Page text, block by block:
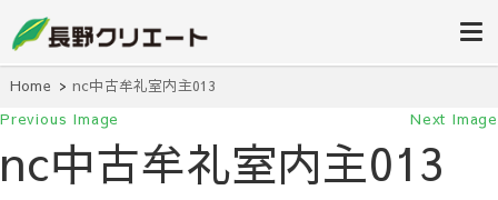
長野クリエ
ート
せください！
Home nc中古牟礼室内主013
Previous Image Next Image
nc中古牟礼室内主013